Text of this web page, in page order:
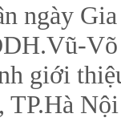
Gia
Võ
giới
TP.Hà